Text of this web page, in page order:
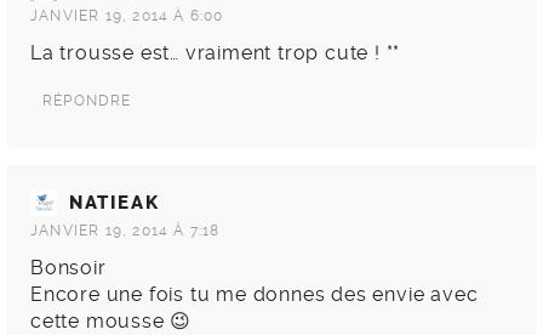
JANVIER 19, 2014 À 6:00
La trousse est… vraiment trop cute ! **
RÉPONDRE
NATIEAK
JANVIER 19, 2014 À 7:18
Bonsoir
Encore une fois tu me donnes des envie avec
cette mousse 😉